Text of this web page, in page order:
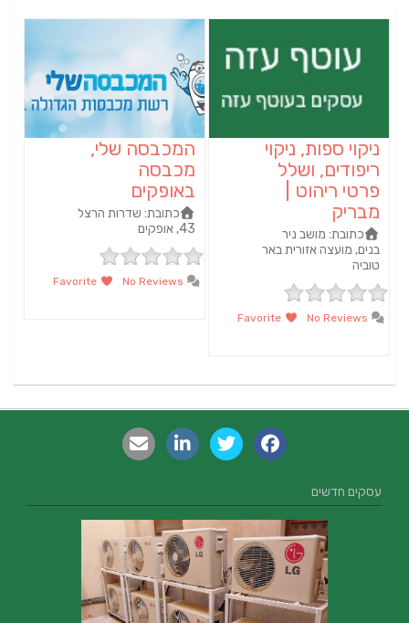
ניקוי ספות, ניקוי
ריפודים, ושלל
פרטי ריהוט |
מבריק
כתובת: מושב ניר
בנים, מועצה אזורית באר
טוביה
המכבסה שלי,
מכבסה
באופקים
כתובת: שדרות הרצל
43, אופקים
עסקים חדשים